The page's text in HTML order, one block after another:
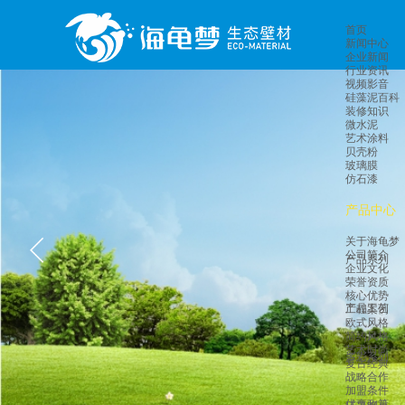
首页
新闻中心
企业新闻
行业资讯
视频影音
硅藻泥百科
装修知识
微水泥
艺术涂料
贝壳粉
玻璃膜
仿石漆
产品中心
产品系列
产品工艺
多彩系列
关于海龟梦
公司简介
企业文化
荣誉资质
核心优势
工程案例
欧式风格
简约风格
艺术时尚
复古经典
战略合作
加盟条件